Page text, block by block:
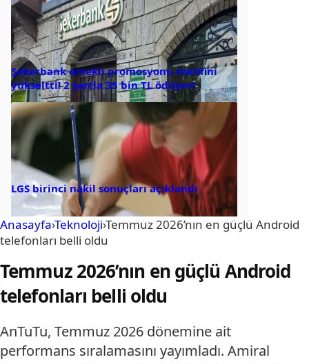
Şekerbank emekli promosyonu teklifini
yükseltti! 2 şartla 35 bin TL ödüyor!
LGS birinci nakil sonuçları açıklandı
Anasayfa›Teknoloji›Temmuz 2026’nın en güçlü Android
telefonları belli oldu
Temmuz 2026’nın en güçlü Android
telefonları belli oldu
AnTuTu, Temmuz 2026 dönemine ait
performans sıralamasını yayımladı. Amiral